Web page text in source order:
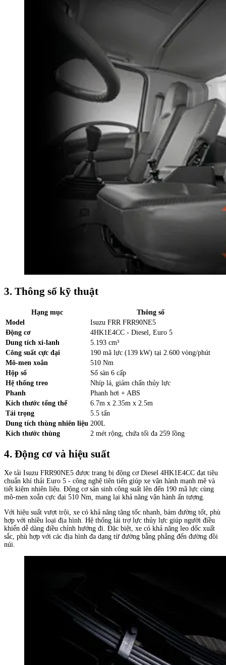
3. Thông số kỹ thuật
Hạng mục
Thông số
Model
Isuzu FRR FRR90NE5
Động cơ
4HK1E4CC - Diesel, Euro 5
Dung tích xi-lanh
5.193 cm³
Công suất cực đại
190 mã lực (139 kW) tại 2.600 vòng/phút
Mô-men xoắn
510 Nm
Hộp số
Số sàn 6 cấp
Hệ thống treo
Nhíp lá, giảm chấn thủy lực
Phanh
Phanh hơi + ABS
Kích thước tổng thể
6.7m x 2.35m x 2.5m
Tải trọng
5.5 tấn
Dung tích thùng nhiên liệu 200L
Kích thước thùng
2 mét rộng, chứa tối đa 259 lồng
4. Động cơ và hiệu suất
Xe tải Isuzu FRR90NE5 được trang bị động cơ Diesel 4HK1E4CC đạt tiêu
chuẩn khí thải Euro 5 - công nghệ tiên tiến giúp xe vận hành mạnh mẽ và
tiết kiệm nhiên liệu. Động cơ sản sinh công suất lên đến 190 mã lực cùng
mô-men xoắn cực đại 510 Nm, mang lại khả năng vận hành ấn tượng.
Với hiệu suất vượt trội, xe có khả năng tăng tốc nhanh, bám đường tốt, phù
hợp với nhiều loại địa hình. Hệ thống lái trợ lực thủy lực giúp người điều
khiển dễ dàng điều chỉnh hướng đi. Đặc biệt, xe có khả năng leo dốc xuất
sắc, phù hợp với các địa hình đa dạng từ đường bằng phẳng đến đường đồi
núi.